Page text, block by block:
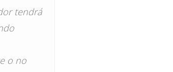
tendrá
o no